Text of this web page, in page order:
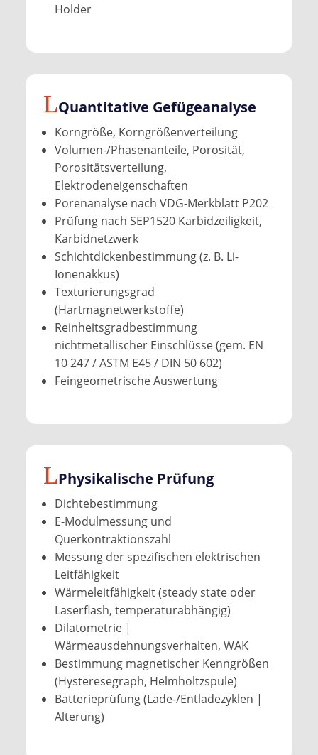
Holder
Quantitative Gefüge­analyse
Korngröße, Korngrößenverteilung
Volumen-/Phasenanteile, Porosität,
Porositätsverteilung,
Elektrodeneigenschaften
Porenanalyse nach VDG-Merkblatt P202
Prüfung nach SEP1520 Karbidzeiligkeit,
Karbidnetzwerk
Schichtdickenbestimmung (z. B. Li-
Ionenakkus)
Texturierungsgrad
(Hartmagnetwerkstoffe)
Reinheitsgradbestimmung
nichtmetallischer Einschlüsse (gem. EN
10 247 / ASTM E45 / DIN 50 602)
Feingeometrische Auswertung
Physikalische Prüfung
Dichtebestimmung
E-Modulmessung und
Querkontraktionszahl
Messung der spezifischen elektrischen
Leitfähigkeit
Wärmeleitfähigkeit (steady state oder
Laserflash, temperaturabhängig)
Dilatometrie |
Wärmeausdehnungsverhalten, WAK
Bestimmung magnetischer Kenngrößen
(Hysteresegraph, Helmholtzspule)
Batterieprüfung (Lade-/Entladezyklen |
Alterung)